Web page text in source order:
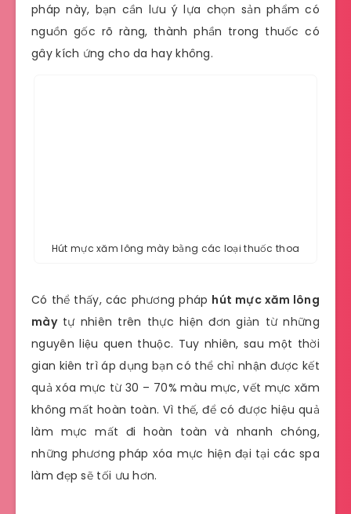
pháp này, bạn cần lưu ý lựa chọn sản phẩm có
nguồn gốc rõ ràng, thành phần trong thuốc có
gây kích ứng cho da hay không.
Hút mực xăm lông mày bằng các loại thuốc thoa
Có thể thấy, các phương pháp hút mực xăm lông
màytự nhiên trên thực hiện đơn giản từ những
nguyên liệu quen thuộc. Tuy nhiên, sau một thời
gian kiên trì áp dụng bạn có thể chỉ nhận được kết
quả xóa mực từ 30 – 70% màu mực, vết mực xăm
không mất hoàn toàn. Vì thế, để có được hiệu quả
làm mực mất đi hoàn toàn và nhanh chóng,
những phương pháp xóa mực hiện đại tại các spa
làm đẹp sẽ tối ưu hơn.